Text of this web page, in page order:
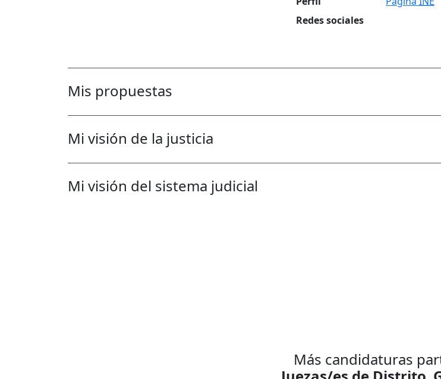
Redes sociales
Mis propuestas
Mi visión de la justicia
Mi visión del sistema judicial
Más candidaturas